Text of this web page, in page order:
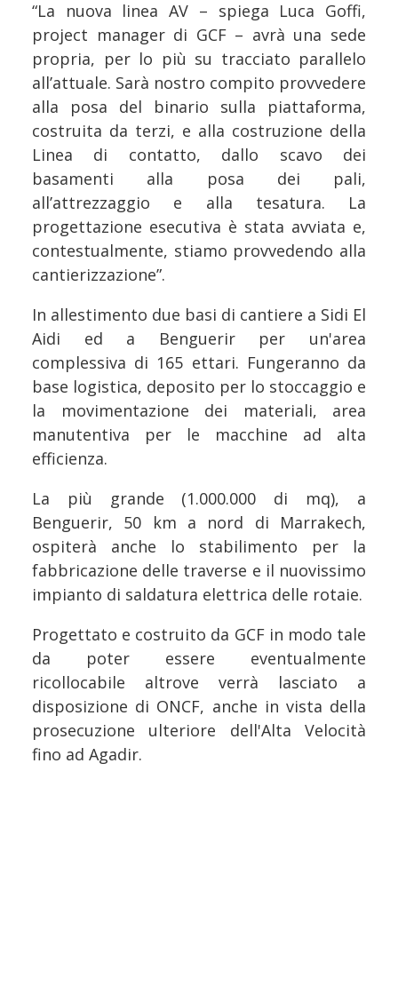
“La nuova linea AV – spiega Luca Goffi,
project manager di GCF – avrà una sede
propria, per lo più su tracciato parallelo
all’attuale. Sarà nostro compito provvedere
alla posa del binario sulla piattaforma,
costruita da terzi, e alla costruzione della
Linea di contatto, dallo scavo dei
basamenti alla posa dei pali,
all’attrezzaggio e alla tesatura. La
progettazione esecutiva è stata avviata e,
contestualmente, stiamo provvedendo alla
cantierizzazione”.
In allestimento due basi di cantiere a Sidi El
Aidi ed a Benguerir per un'area
complessiva di 165 ettari. Fungeranno da
base logistica, deposito per lo stoccaggio e
la movimentazione dei materiali, area
manutentiva per le macchine ad alta
efficienza.
La più grande (1.000.000 di mq), a
Benguerir, 50 km a nord di Marrakech,
ospiterà anche lo stabilimento per la
fabbricazione delle traverse e il nuovissimo
impianto di saldatura elettrica delle rotaie.
Progettato e costruito da GCF in modo tale
da poter essere eventualmente
ricollocabile altrove verrà lasciato a
disposizione di ONCF, anche in vista della
prosecuzione ulteriore dell'Alta Velocità
fino ad Agadir.